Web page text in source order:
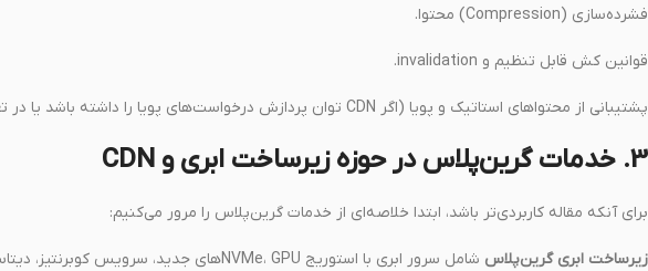
فشرده‌سازی (Compression) محتوا.
قوانین کش قابل تنظیم و invalidation.
پشتیبانی از محتواهای استاتیک و پویا (اگر CDN توان پردازش درخواست‌های پویا را داشته باشد یا در تعامل با origin کار کند).
3. خدمات گرین‌پلاس در حوزه زیرساخت ابری و CDN
برای آنکه مقاله کاربردی‌تر باشد، ابتدا خلاصه‌ای از خدمات گرین‌پلاس را مرور می‌کنیم:
زیرساخت ابری گرین‌پلاس